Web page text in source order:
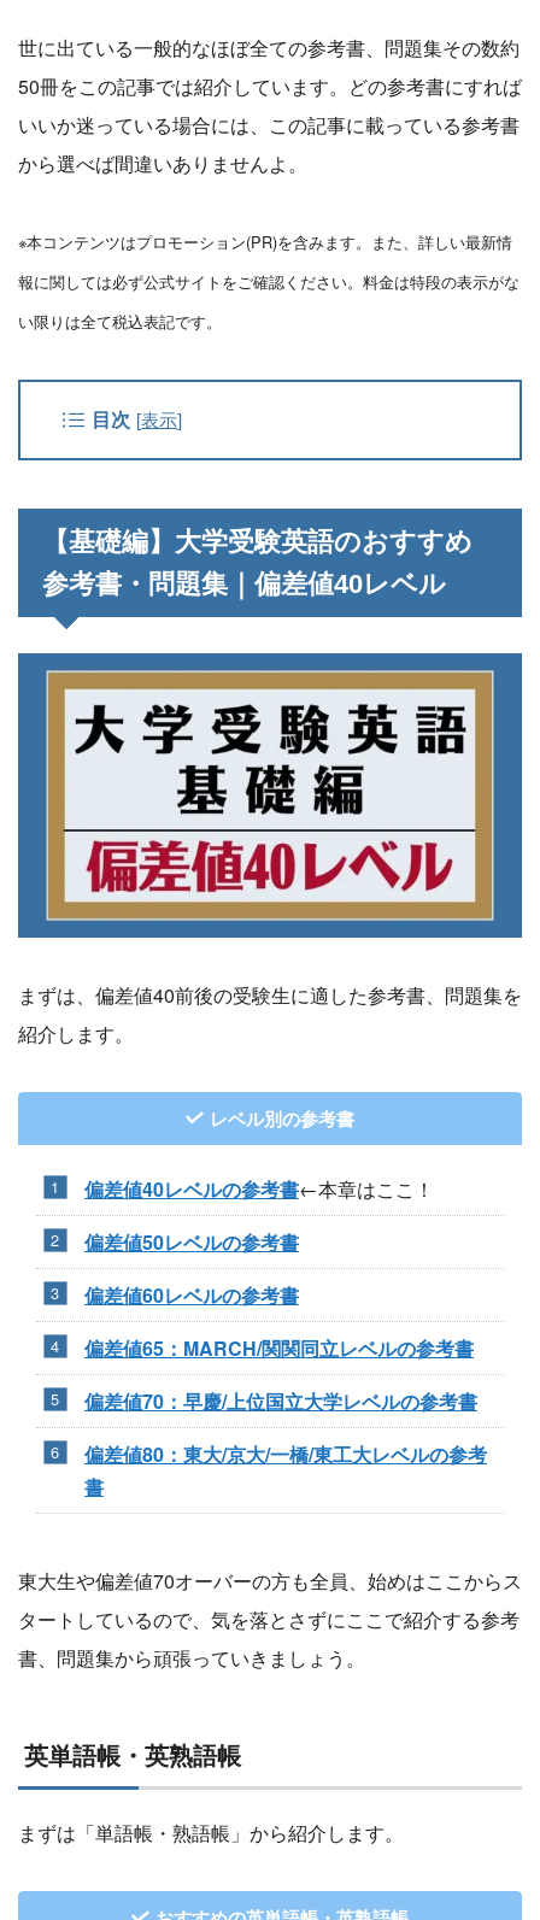
世に出ている一般的なほぼ全ての参考書、問題集その数約
50冊をこの記事では紹介しています。どの参考書にすれば
いいか迷っている場合には、この記事に載っている参考書
から選べば間違いありませんよ。
※本コンテンツはプロモーション(PR)を含みます。また、詳しい最新情
報に関しては必ず公式サイトをご確認ください。料金は特段の表示がな
い限りは全て税込表記です。
目次 [表示]
【基礎編】大学受験英語のおすすめ
参考書・問題集｜偏差値40レベル
まずは、偏差値40前後の受験生に適した参考書、問題集を
紹介します。
レベル別の参考書
偏差値40レベルの参考書←本章はここ！
偏差値50レベルの参考書
偏差値60レベルの参考書
偏差値65：MARCH/関関同立レベルの参考書
偏差値70：早慶/上位国立大学レベルの参考書
偏差値80：東大/京大/一橋/東工大レベルの参考
書
東大生や偏差値70オーバーの方も全員、始めはここからス
タートしているので、気を落とさずにここで紹介する参考
書、問題集から頑張っていきましょう。
英単語帳・英熟語帳
まずは「単語帳・熟語帳」から紹介します。